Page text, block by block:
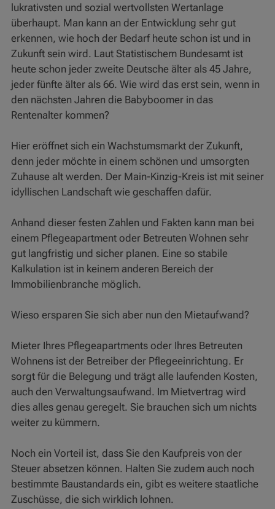
lukrativsten und sozial wertvollsten Wertanlage
überhaupt. Man kann an der Entwicklung sehr gut
erkennen, wie hoch der Bedarf heute schon ist und in
Zukunft sein wird. Laut Statistischem Bundesamt ist
heute schon jeder zweite Deutsche älter als 45 Jahre,
jeder fünfte älter als 66. Wie wird das erst sein, wenn in
den nächsten Jahren die Babyboomer in das
Rentenalter kommen?
Hier eröffnet sich ein Wachstumsmarkt der Zukunft,
denn jeder möchte in einem schönen und umsorgten
Zuhause alt werden. Der Main-Kinzig-Kreis ist mit seiner
idyllischen Landschaft wie geschaffen dafür.
Anhand dieser festen Zahlen und Fakten kann man bei
einem Pflegeapartment oder Betreuten Wohnen sehr
gut langfristig und sicher planen. Eine so stabile
Kalkulation ist in keinem anderen Bereich der
Immobilienbranche möglich.
Wieso ersparen Sie sich aber nun den Mietaufwand?
Mieter Ihres Pflegeapartments oder Ihres Betreuten
Wohnens ist der Betreiber der Pflegeeinrichtung. Er
sorgt für die Belegung und trägt alle laufenden Kosten,
auch den Verwaltungsaufwand. Im Mietvertrag wird
dies alles genau geregelt. Sie brauchen sich um nichts
weiter zu kümmern.
Noch ein Vorteil ist, dass Sie den Kaufpreis von der
Steuer absetzen können. Halten Sie zudem auch noch
bestimmte Baustandards ein, gibt es weitere staatliche
Zuschüsse, die sich wirklich lohnen.